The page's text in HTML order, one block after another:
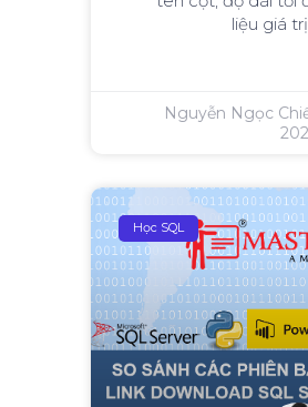
liệu giá
Nguyễn Ngọc
Học SQL